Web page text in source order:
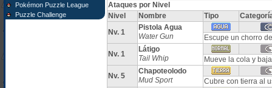
Pokémon Puzzle League
Puzzle Challenge
Ataques por Nivel
Nivel
Nombre Tipo
Nv. 1
Pistola Agua
Water Gun
Escupe un chorro
Nv. 1
Látigo
Tail Whip
Mueve la cola y
Nv. 5
Chapoteolodo
Mud Sport
Cubre con tierra al